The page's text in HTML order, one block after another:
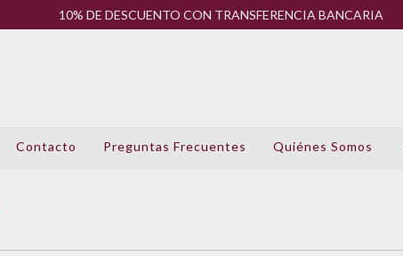
10% DE DESCUENTO CON TRANSFERENCIA BANCARIA
Contacto Preguntas Frecuentes Quiénes Somos